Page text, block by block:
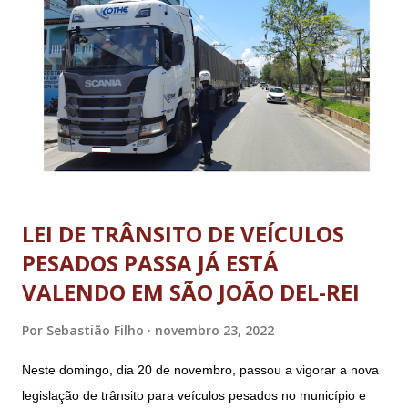
LEI DE TRÂNSITO DE VEÍCULOS
PESADOS PASSA JÁ ESTÁ
VALENDO EM SÃO JOÃO DEL-REI
Por Sebastião Filho novembro 23, 2022
Neste domingo, dia 20 de novembro, passou a vigorar a nova
legislação de trânsito para veículos pesados no município e